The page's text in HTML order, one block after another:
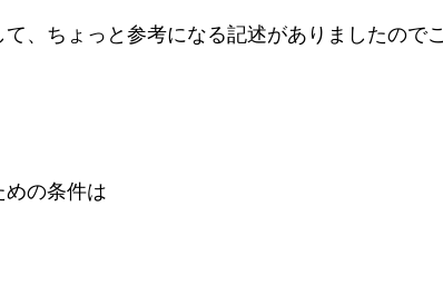
て、ちょっと参考になる記述がありましたので
めの条件は